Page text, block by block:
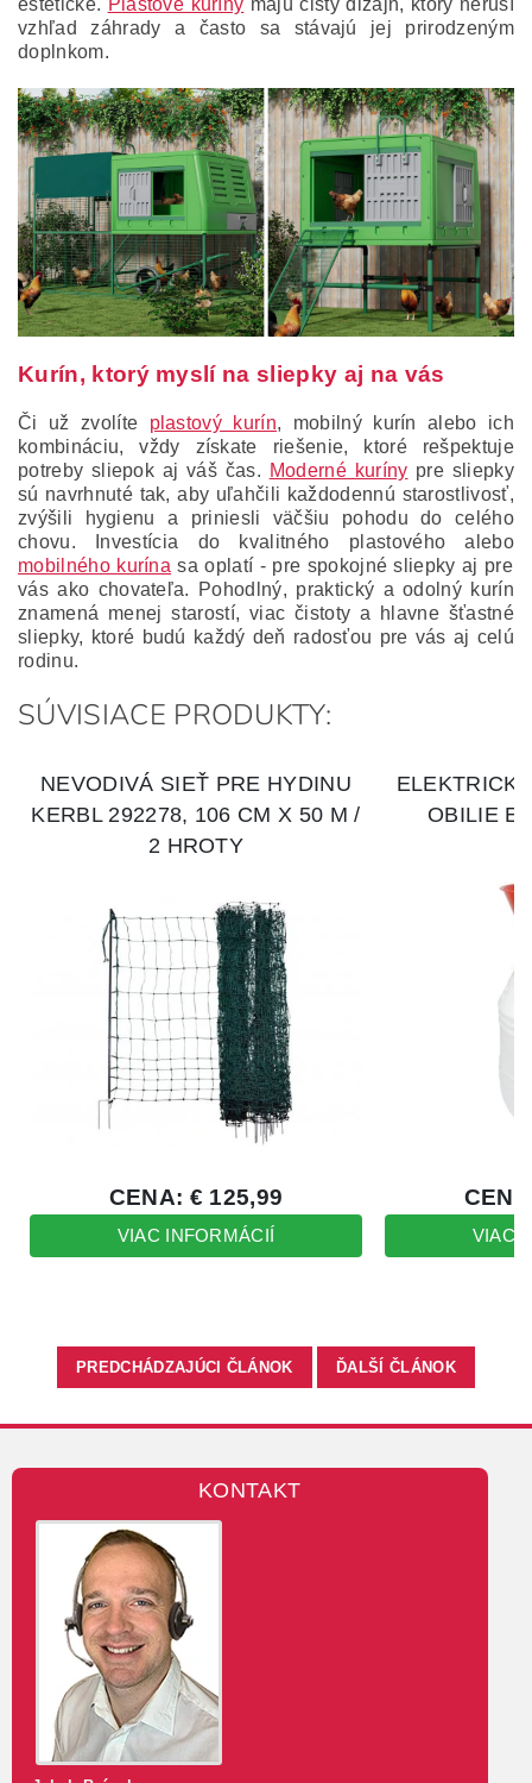
estetické. Plastové kuríny majú čistý dizajn, ktorý neruší
vzhľad záhrady a často sa stávajú jej prirodzeným
doplnkom.
Kurín, ktorý myslí na sliepky aj na vás
Či už zvolíte plastový kurín, mobilný kurín alebo ich
kombináciu, vždy získate riešenie, ktoré rešpektuje
potreby sliepok aj váš čas. Moderné kuríny pre sliepky
sú navrhnuté tak, aby uľahčili každodennú starostlivosť,
zvýšili hygienu a priniesli väčšiu pohodu do celého
chovu. Investícia do kvalitného plastového alebo
mobilného kurína sa oplatí - pre spokojné sliepky aj pre
vás ako chovateľa. Pohodlný, praktický a odolný kurín
znamená menej starostí, viac čistoty a hlavne šťastné
sliepky, ktoré budú každý deň radosťou pre vás aj celú
rodinu.
SÚVISIACE PRODUKTY:
PREDCHÁDZAJÚCI ČLÁNOK ĎALŠÍ ČLÁNOK
KONTAKT